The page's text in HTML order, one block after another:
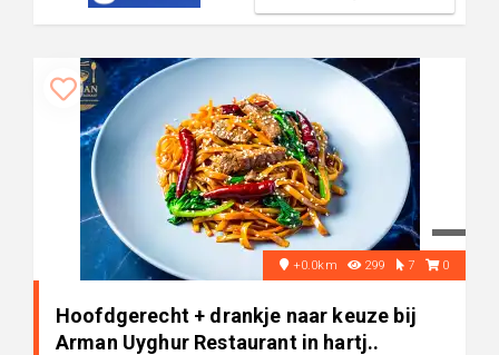
+0.0km 299 7 0
Hoofdgerecht + drankje naar keuze bij
Arman Uyghur Restaurant in hartj..